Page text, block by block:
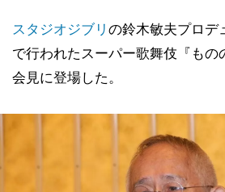
スタジオジブリ の鈴木敏夫プロデ
で行われたスーパー歌舞伎『もの
会見に登場した。